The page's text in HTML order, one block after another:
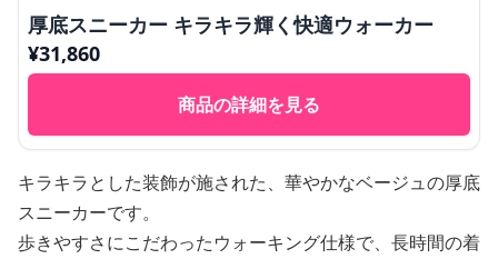
厚底スニーカー キラキラ輝く快適ウォーカー
¥31,860
商品の詳細を見る
キラキラとした装飾が施された、華やかなベージュの厚底
スニーカーです。
歩きやすさにこだわったウォーキング仕様で、長時間の着